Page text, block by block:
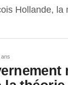
Hollande, la
ans